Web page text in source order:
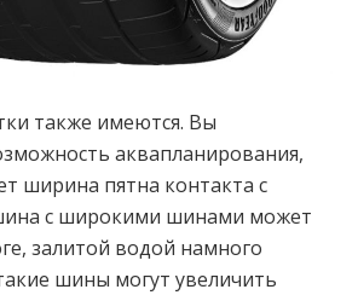
также имеются. Вы
аквапланирования,
ширина пятна контакта с
с широкими шинами может
залитой водой намного
шины могут увеличить